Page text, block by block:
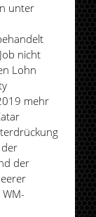
unter
nicht
Lohn
mehr
der